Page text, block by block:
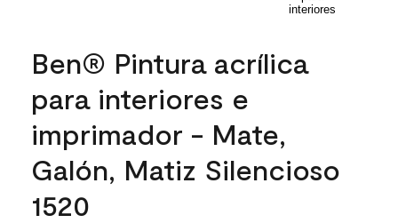
Ben® Pintura acrílica
para interiores e
imprimador - Mate,
Galón, Matiz Silencioso
1520